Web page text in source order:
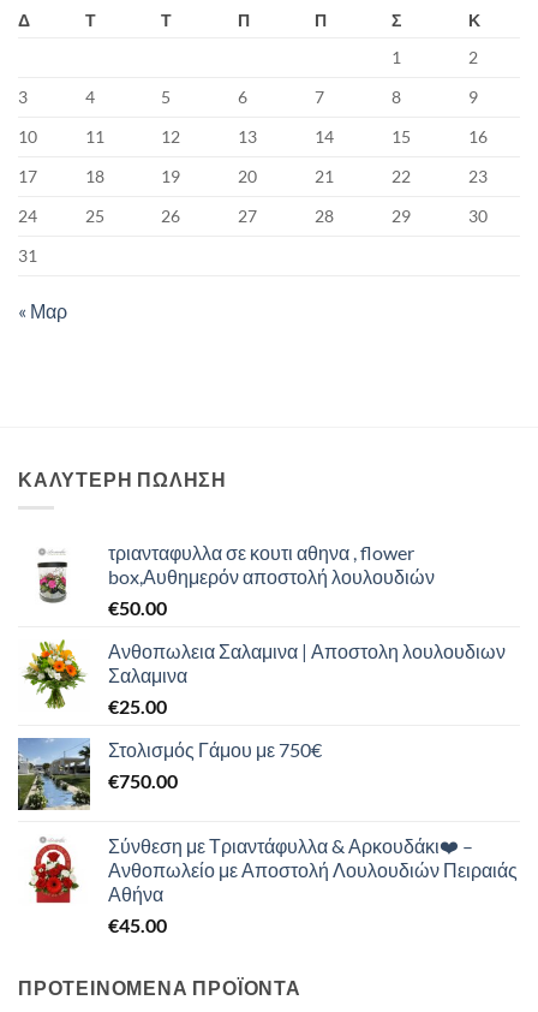
Δ Τ Τ Π Π Σ
Κ
1
2
3
4 5 6 7 8
9
10
11 12 13 14 15
16
17
18 19 20 21 22
23
24
25 26 27 28 29
30
31
« Μαρ
ΚΑΛΥΤΕΡΗ ΠΩΛΗΣΗ
τριανταφυλλα σε κουτι αθηνα , flower
box,Αυθημερόν αποστολή λουλουδιών
€50.00
Ανθοπωλεια Σαλαμινα | Αποστολη λουλουδιων
Σαλαμινα
€25.00
Στολισμός Γάμου με 750€
€750.00
Σύνθεση με Τριαντάφυλλα & Αρκουδάκι❤️ –
Ανθοπωλείο με Αποστολή Λουλουδιών Πειραιάς
Αθήνα
€45.00
ΠΡΟΤΕΙΝΟΜΕΝΑ ΠΡΟΪΟΝΤΑ